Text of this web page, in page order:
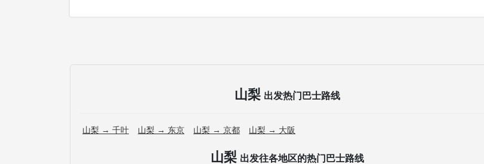
山梨 出发热门巴士路线
山梨 → 千叶 山梨 → 东京 山梨 → 京都 山梨 → 大阪
山梨 出发往各地区的热门巴士路线